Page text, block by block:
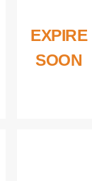
EXPIRE
SOON